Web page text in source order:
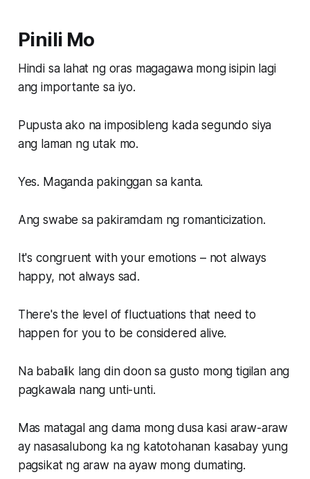
Pinili Mo
Hindi sa lahat ng oras magagawa mong isipin lagi
ang importante sa iyo.
Pupusta ako na imposibleng kada segundo siya
ang laman ng utak mo.
Yes. Maganda pakinggan sa kanta.
Ang swabe sa pakiramdam ng romanticization.
It's congruent with your emotions – not always
happy, not always sad.
There's the level of fluctuations that need to
happen for you to be considered alive.
Na babalik lang din doon sa gusto mong tigilan ang
pagkawala nang unti-unti.
Mas matagal ang dama mong dusa kasi araw-araw
ay nasasalubong ka ng katotohanan kasabay yung
pagsikat ng araw na ayaw mong dumating.